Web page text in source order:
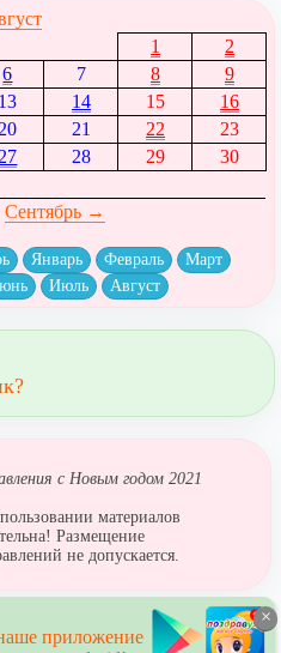
1
2
6 7 8
9
13 14 15
16
20 21 22
23
27 28 29
30
Сентябрь →
Январь Февраль
Март
Июль Август
с Новым годом 2021
материалов
Размещение
не допускается.
×
приложение